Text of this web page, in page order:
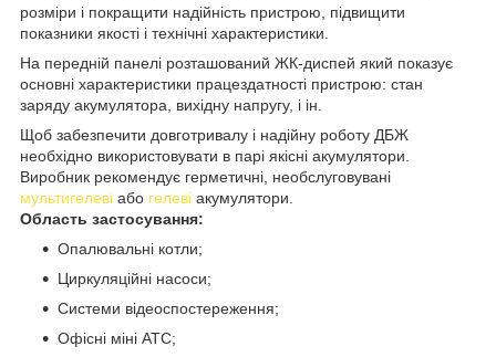
розміри і покращити надійність пристрою, підвищити
показники якості і технічні характеристики.
На передній панелі розташований ЖК-диспей який показує
основні характеристики працездатності пристрою: стан
заряду акумулятора, вихідну напругу, і ін.
Щоб забезпечити довготривалу і надійну роботу ДБЖ
необхідно використовувати в парі якісні акумулятори.
Виробник рекомендує герметичні, необслуговувані
мультигелеві або гелеві акумулятори.
Область застосування:
Опалювальні котли;
Циркуляційні насоси;
Системи відеоспостереження;
Офісні міні АТС;